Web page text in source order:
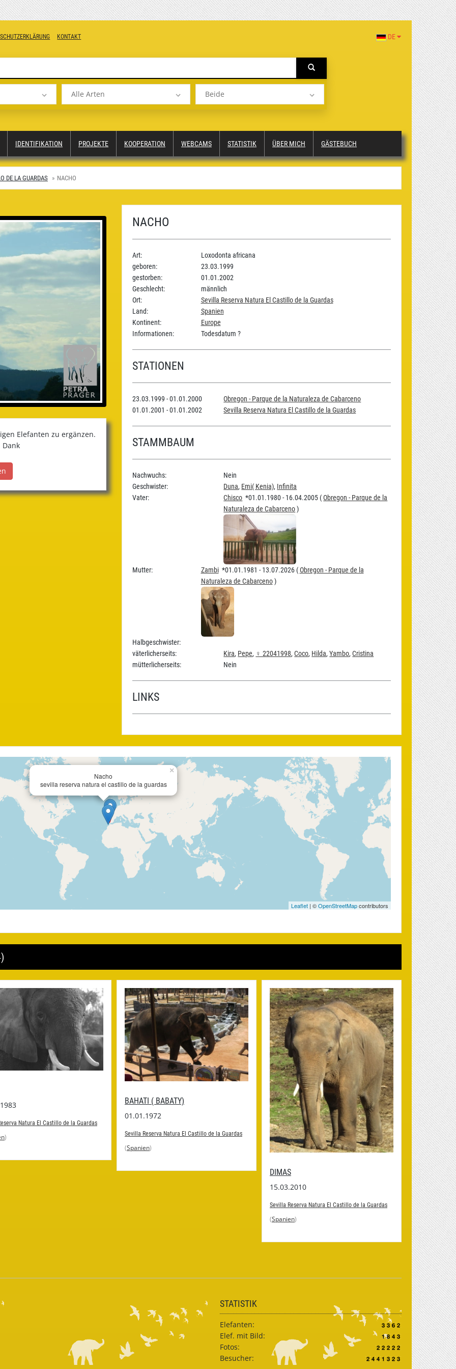
KONTAKT DE
Alle Arten Beide
IDENTIFIKATION PROJEKTE KOOPERATION WEBCAMS STATISTIK ÜBER MICH GÄSTEBUCH
DE LA GUARDAS NACHO
Elefanten zu ergänzen.
Dank
NACHO
Art:
Loxodonta africana
geboren:
23.03.1999
gestorben:
01.01.2002
Geschlecht:
männlich
Ort:
Sevilla Reserva Natura El Castillo de la Guardas
Land:
Spanien
Kontinent:
Europe
Informationen:
Todesdatum ?
STATIONEN
23.03.1999 - 01.01.2000
Obregon - Parque de la Naturaleza de Cabarceno
01.01.2001 - 01.01.2002
Sevilla Reserva Natura El Castillo de la Guardas
STAMMBAUM
Nachwuchs:
Nein
Geschwister:
Duna, Emi( Kenia), Infinita
Vater:
Chisco *01.01.1980 - 16.04.2005 (Obregon - Parque de la
Naturaleza de Cabarceno)
Mutter: Zambi*01.01.1981 - 13.07.2026 (Obregon - Parque de la
Naturaleza de Cabarceno)
Halbgeschwister:
väterlicherseits:
Kira, Pepe, ♀ 22041998,Coco, Hilda,Yambo,Cristina
mütterlicherseits:
Nein
LINKS
×
Nacho
sevilla reserva natura el castillo de la guardas
Leaflet | ©OpenStreetMapcontributors
Natura El Castillo de la Guardas
)
BAHATI ( BABATY)
01.01.1972
Sevilla Reserva Natura El Castillo de la Guardas
(Spanien)
DIMAS
15.03.2010
Sevilla Reserva Natura El Castillo de la Guardas
(Spanien)
STATISTIK
Elefanten:
Elef. mit Bild:
Fotos:
Besucher: